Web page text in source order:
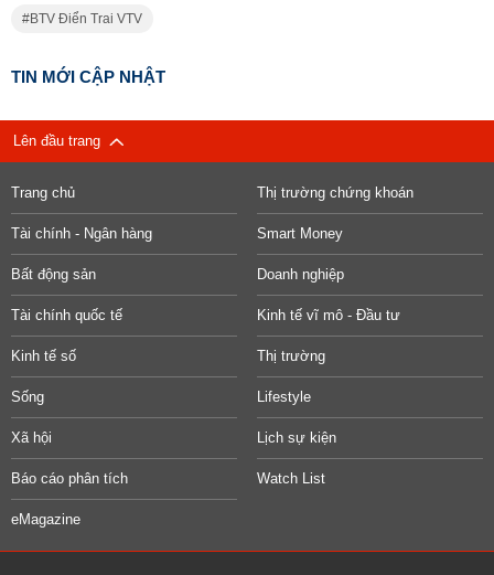
BTV Điển Trai VTV
TIN MỚI CẬP NHẬT
Lên đầu trang
Trang chủ Thị trường chứng khoán
Tài chính - Ngân hàng Smart Money
Bất động sản Doanh nghiệp
Tài chính quốc tế Kinh tế vĩ mô - Đầu tư
Kinh tế số Thị trường
Sống Lifestyle
Xã hội Lịch sự kiện
Báo cáo phân tích Watch List
eMagazine